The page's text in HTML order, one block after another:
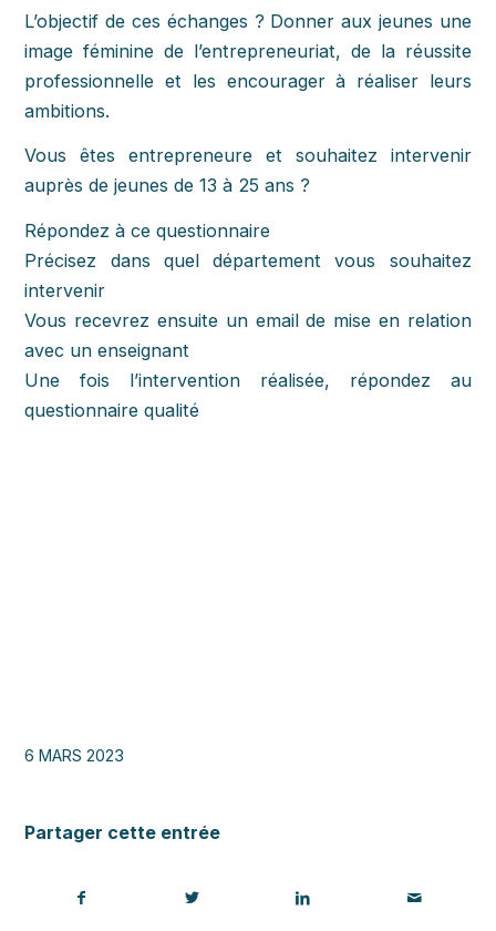
L’objectif de ces échanges ? Donner aux jeunes une
image féminine de l’entrepreneuriat, de la réussite
professionnelle et les encourager à réaliser leurs
ambitions.
Vous êtes entrepreneure et souhaitez intervenir
auprès de jeunes de 13 à 25 ans ?
Répondez à ce questionnaire
Précisez dans quel département vous souhaitez
intervenir
Vous recevrez ensuite un email de mise en relation
avec un enseignant
Une fois l’intervention réalisée, répondez au
questionnaire qualité
6 MARS 2023
Partager cette entrée